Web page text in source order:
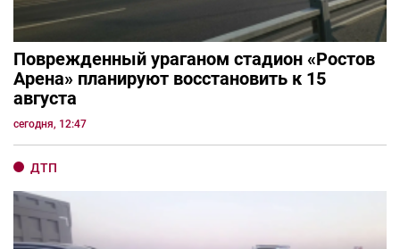
Поврежденный ураганом стадион «Ростов
Арена» планируют восстановить к 15
августа
сегодня, 12:47
ДТП